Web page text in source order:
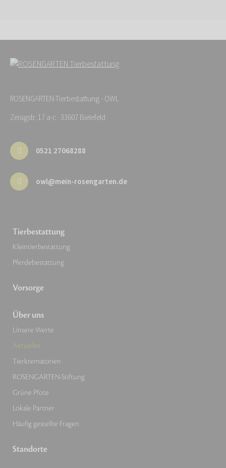
ROSENGARTEN-Tierbestattung - OWL
Zeisigstr. 17 a-c · 33607 Bielefeld
0521 27068288
owl@mein-rosengarten.de
Tierbestattung
Kleintierbestattung
Pferdebestattung
Vorsorge
Über uns
Unsere Werte
Aktuelles
Tierkrematorien
ROSENGARTEN-Stiftung
Grüne Pfote
Lokale Partner
Häufig gestellte Fragen
Standorte